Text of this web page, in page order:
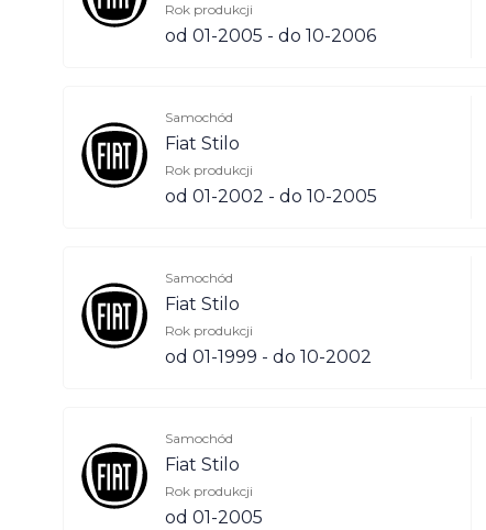
Rok produkcji
od 01-2005 - do 10-2006
Samochód
Fiat Stilo
Rok produkcji
od 01-2002 - do 10-2005
Samochód
Fiat Stilo
Rok produkcji
od 01-1999 - do 10-2002
Samochód
Fiat Stilo
Rok produkcji
od 01-2005